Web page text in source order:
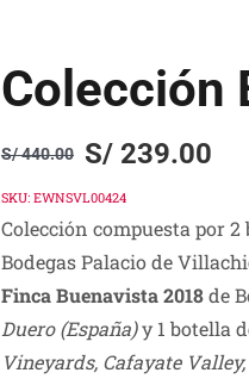
Colección
S/440.00
Original
price
was:
S/ 440.00.
S/239.00
Current
price
is:
S/ 239.00.
SKU: EWNSVL00424
Colección compuesta por 2
Bodegas Palacio de
Finca Buenavista 2018de
Duero (España)y 1 botella
Vineyards, Cafayate